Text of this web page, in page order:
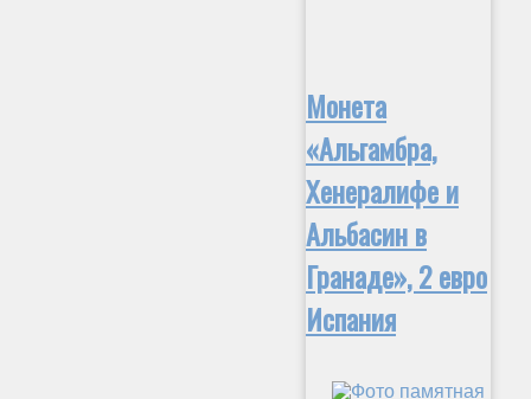
Монета
«Альгамбра,
Хенералифе и
Альбасин в
Гранаде», 2 евро
Испания